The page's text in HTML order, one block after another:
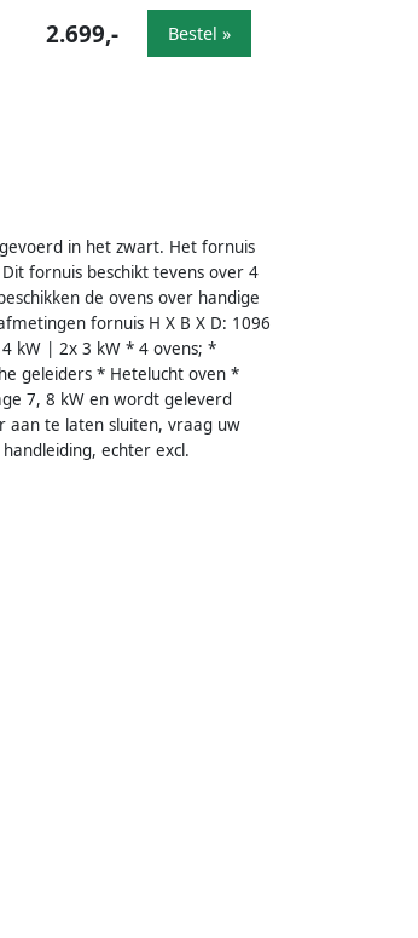
2.699,- Bestel »
in het zwart. Het fornuis
fornuis beschikt tevens over 4
de ovens over handige
fornuis H X B X D: 1096
kW | 2x 3 kW * 4 ovens; *
geleiders * Hetelucht oven *
7, 8 kW en wordt geleverd
aan te laten sluiten, vraag uw
echter excl.